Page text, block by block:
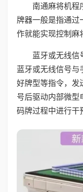
南通麻将机程
牌器一般是指通过
作就能实现控制麻
蓝牙或无线信
蓝牙或无线信号与
好牌型等指令，发
号后驱动内部微型
码牌过程中进行干